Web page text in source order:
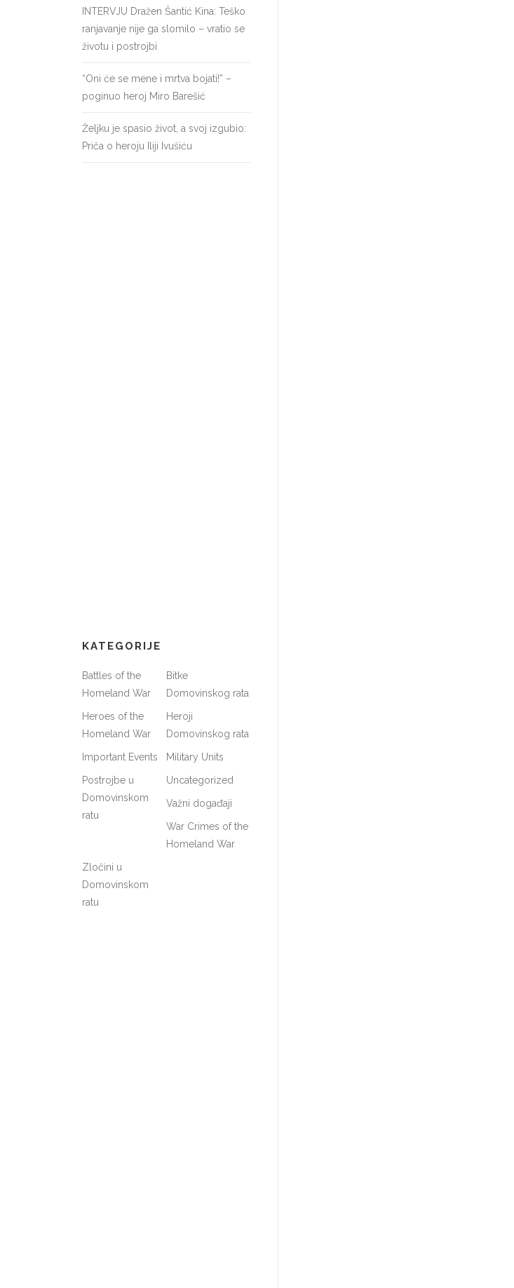
INTERVJU Dražen Šantić Kina: Teško
ranjavanje nije ga slomilo – vratio se
životu i postrojbi
“Oni će se mene i mrtva bojati!” –
poginuo heroj Miro Barešić
Željku je spasio život, a svoj izgubio:
Priča o heroju Iliji Ivušiću
KATEGORIJE
Battles of the
Homeland War
Bitke
Domovinskog rata
Heroes of the
Homeland War
Heroji
Domovinskog rata
Important Events Military Units
Postrojbe u
Domovinskom
ratu
Uncategorized
Važni događaji
War Crimes of the
Homeland War
Zločini u
Domovinskom
ratu